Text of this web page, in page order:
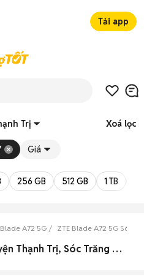
Tải app
Trị Xoá lọc
Giá
256 GB 512 GB 1 TB
A72 5G ZTE Blade A72 5G Sóc
0 Zte Blade A72 5g cũ Huyện Thạnh Trị, Sóc Trăng đẹp